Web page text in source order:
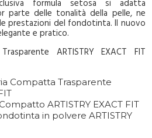
formula setosa si adatta
parte delle tonalità della pelle, ne
prestazioni del fondotinta. Il nuovo
e pratico.
ARTISTRY EXACT FIT
Compatta Trasparente
ARTISTRY EXACT FIT
in polvere ARTISTRY